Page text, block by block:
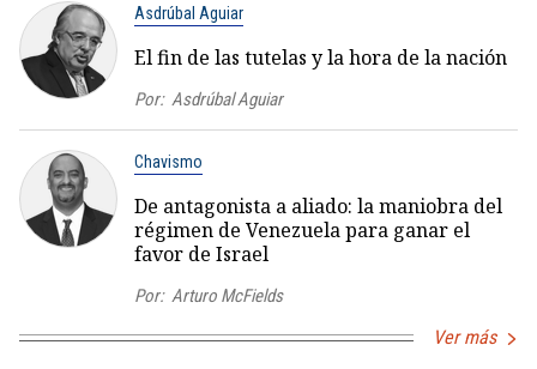
Asdrúbal Aguiar
El fin de las tutelas y la hora de la nación
Por: Asdrúbal Aguiar
Chavismo
De antagonista a aliado: la maniobra del
régimen de Venezuela para ganar el
favor de Israel
Por: Arturo McFields
Ver más